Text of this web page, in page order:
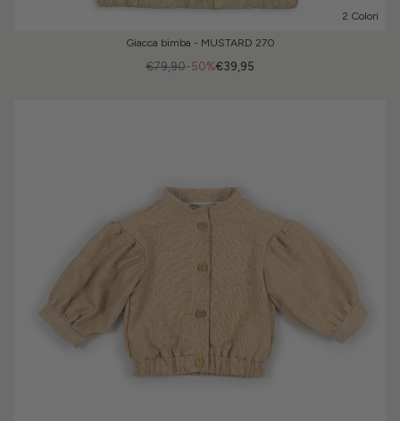
2 Colori
Giacca bimba - MUSTARD 270
-50%
€79,90 €39,95